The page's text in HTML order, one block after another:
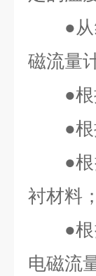
●
磁流量
●
●
●
衬材料；
●
电磁流